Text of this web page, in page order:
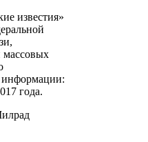
известия»
информации:
года.